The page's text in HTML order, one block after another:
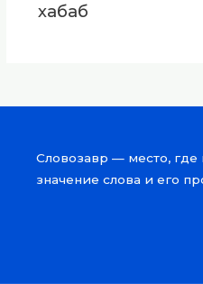
хабаб
Словозавр — место, где
значение слова и его